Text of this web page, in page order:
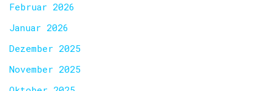
Februar 2026
Januar 2026
Dezember 2025
November 2025